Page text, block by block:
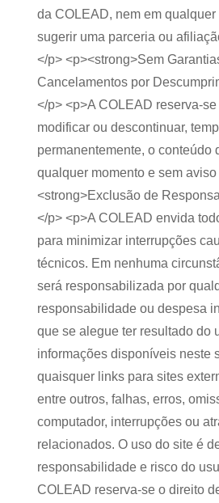
da COLEAD, nem em
sugerir uma parceria ou
</p> <p><strong>Sem
Cancelamentos por
</p> <p>A COLEAD reserva-
modificar ou descontinuar,
permanentemente, o conteúdo
qualquer momento e sem
<strong>Exclusão de
</p> <p>A COLEAD envida
para minimizar interrupções
técnicos. Em nenhuma
será responsabilizada por
responsabilidade ou despesa
que se alegue ter resultado do
informações disponíveis neste
quaisquer links para sites
entre outros, falhas, erros,
computador, interrupções ou
relacionados. O uso do site é
responsabilidade e risco do
COLEAD reserva-se o direito